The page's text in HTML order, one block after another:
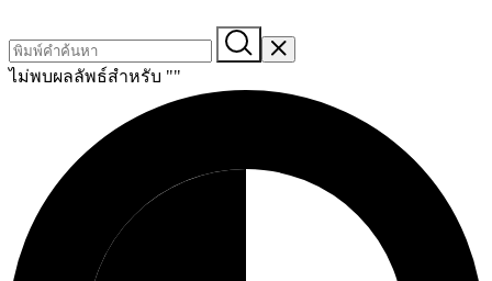
ไม่พบผลลัพธ์สำหรับ ""